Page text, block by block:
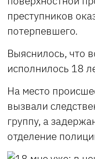
преступников
потерпевшего.
Выяснилось, что
исполнилось 18
На место
вызвали
группу, а
отделение